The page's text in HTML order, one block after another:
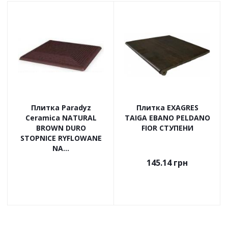
Плитка Paradyz
Ceramica NATURAL
BROWN DURO
STOPNICE RYFLOWANE
NA...
Плитка EXAGRES
TAIGA EBANO PELDANO
FIOR СТУПЕНИ
145.14грн